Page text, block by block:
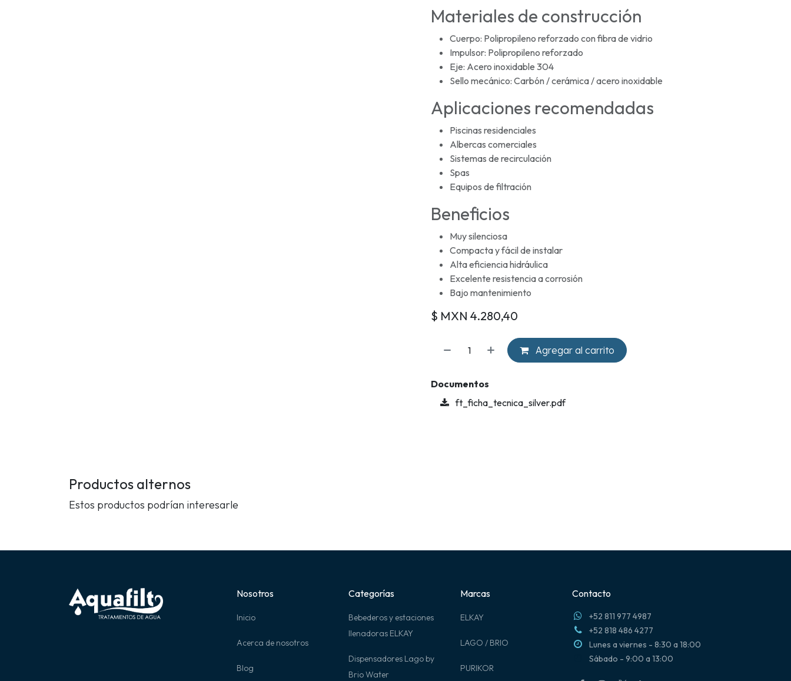
Materiales de construcción
Cuerpo: Polipropileno reforzado con fibra de vidrio
Impulsor: Polipropileno reforzado
Eje: Acero inoxidable 304
Sello mecánico: Carbón / cerámica / acero inoxidable
Aplicaciones recomendadas
Piscinas residenciales
Albercas comerciales
Sistemas de recirculación
Spas
Equipos de filtración
Beneficios
Muy silenciosa
Compacta y fácil de instalar
Alta eficiencia hidráulica
Excelente resistencia a corrosión
Bajo mantenimiento
$ MXN 4.280,40
Agregar al carrito
Documentos
ft_ficha_tecnica_silver.pdf
Productos alternos
Estos productos podrían interesarle
Nosotros
Inicio
Acerca de nosotros
Blog
Categorías
Bebederos y estaciones
llenadoras ELKAY
Dispensadores Lago by
Brio Water
Marcas
ELKAY
LAGO / BRIO
PURIKOR
Contacto
+52 811 977 4987
+52 818 486 4277
Lunes a viernes - 8:30 a 18:00
Sábado - 9:00 a 13:00